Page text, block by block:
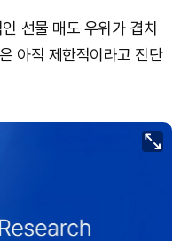
선물 매도 우위가 겹치
아직 제한적이라고 진단